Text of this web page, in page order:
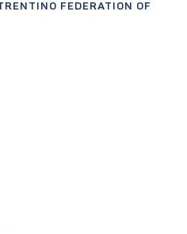
FEDERATION OF